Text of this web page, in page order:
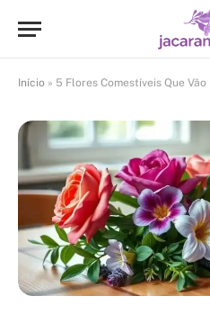
Início » 5 Flores Comestíveis Que